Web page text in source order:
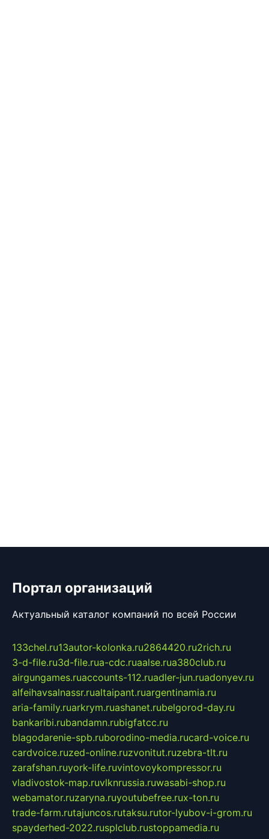
Портал организаций
Актуальный каталог компаний по всей России
133chel.ru13autor-kolonka.ru2864420.ru2rich.ru
3-d-file.ru3d-file.rua-cdc.ruaalse.rua380club.ru
airgungames.ruaccounts-112.ruadler-jun.ruadonyev.ru
alfeihavsalnassr.rualtaipant.ruargentinamia.ru
aria-family.ruarkrym.ruashanet.rubelgorod-day.ru
bankaribi.rubandamn.rubigfatcc.ru
blagodarenie-spb.ruborodino-media.rucard-voice.ru
cardvoice.ruzed-online.ruzvonitut.ruzebra-tlt.ru
zarafshan.ruyork-life.ruvintovoykompressor.ru
vladivostok-map.ruvlknrussia.ruwasabi-shop.ru
webamator.ruzaryna.ruyoutubefree.rux-ton.ru
trade-farm.rutajuncos.rutaksu.rutor-lyubov-i-grom.ru
spayderhed-2022.rusplclub.rustoppamedia.ru